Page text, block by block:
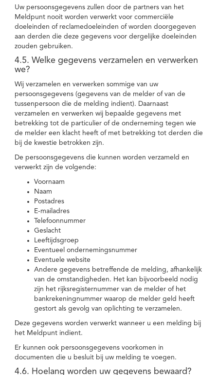
Uw persoonsgegevens zullen door de partners van het
Meldpunt nooit worden verwerkt voor commerciële
doeleinden of reclamedoeleinden of worden doorgegeven
aan derden die deze gegevens voor dergelijke doeleinden
zouden gebruiken.
4.5. Welke gegevens verzamelen en verwerken
we?
Wij verzamelen en verwerken sommige van uw
persoonsgegevens (gegevens van de melder of van de
tussenpersoon die de melding indient). Daarnaast
verzamelen en verwerken wij bepaalde gegevens met
betrekking tot de particulier of de onderneming tegen wie
de melder een klacht heeft of met betrekking tot derden die
bij de kwestie betrokken zijn.
De persoonsgegevens die kunnen worden verzameld en
verwerkt zijn de volgende:
Voornaam
Naam
Postadres
E-mailadres
Telefoonnummer
Geslacht
Leeftijdsgroep
Eventueel ondernemingsnummer
Eventuele website
Andere gegevens betreffende de melding, afhankelijk
van de omstandigheden. Het kan bijvoorbeeld nodig
zijn het rijksregisternummer van de melder of het
bankrekeningnummer waarop de melder geld heeft
gestort als gevolg van oplichting te verzamelen.
Deze gegevens worden verwerkt wanneer u een melding bij
het Meldpunt indient.
Er kunnen ook persoonsgegevens voorkomen in
documenten die u besluit bij uw melding te voegen.
4.6. Hoelang worden uw gegevens bewaard?